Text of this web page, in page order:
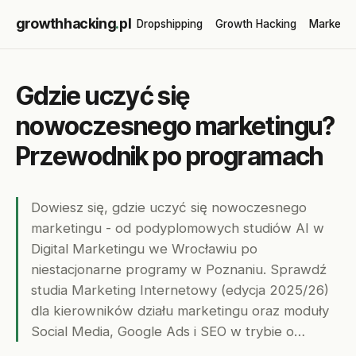
growthhacking.pl Dropshipping Growth Hacking
Gdzie uczyć się
nowoczesnego marketingu?
Przewodnik po programach
Dowiesz się, gdzie uczyć się nowoczesnego
marketingu - od podyplomowych studiów AI w
Digital Marketingu we Wrocławiu po
niestacjonarne programy w Poznaniu. Sprawdź
studia Marketing Internetowy (edycja 2025/26)
dla kierowników działu marketingu oraz moduły
Social Media, Google Ads i SEO w trybie o…